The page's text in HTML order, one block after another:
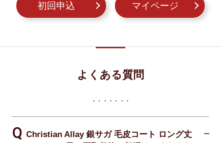
初回申込 マイページ
よくある質問
Christian Allay 銀サガ 毛皮コート ロング丈